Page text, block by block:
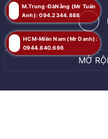
MỞ
HCM-Miền Nam (Mr Danh):
0944.840.666
M.Trung-ĐàNẵng (Mr Tuấn
Anh): 094.2344.888